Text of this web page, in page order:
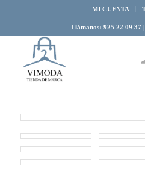
MI CUENTA
Llámanos: 925 22 09 37